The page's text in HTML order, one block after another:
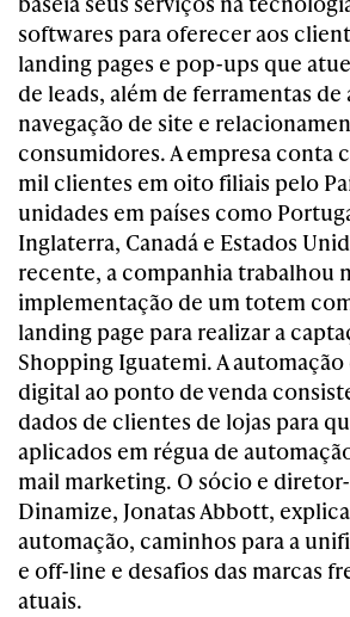
softwares para oferecer aos
landing pages e pop-ups que
de leads, além de ferramentas de
navegação de site e
consumidores. A empresa conta
mil clientes em oito filiais pelo
unidades em países como
Inglaterra, Canadá e Estados
recente, a companhia trabalhou
implementação de um totem
landing page para realizar a
Shopping Iguatemi. A
digital ao ponto de venda
dados de clientes de lojas para
aplicados em régua de
mail marketing. O sócio e
Dinamize, Jonatas Abbott,
automação, caminhos para a
e off-line e desafios das marcas
atuais.